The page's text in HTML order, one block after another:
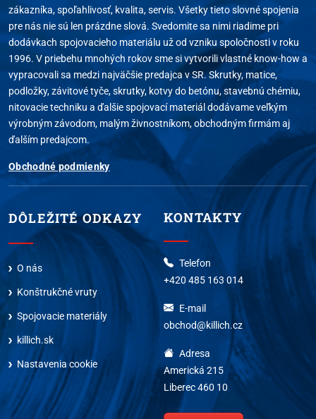
zákazníka, spoľahlivosť, kvalita, servis. Všetky tieto slovné spojenia
pre nás nie sú len prázdne slová. Svedomite sa nimi riadime pri
dodávkach spojovacieho materiálu už od vzniku spoločnosti v roku
1996. V priebehu mnohých rokov sme si vytvorili vlastné know-how a
vypracovali sa medzi najväčšie predajca v SR. Skrutky, matice,
podložky, závitové tyče, skrutky, kotvy do betónu, stavebnú chémiu,
nitovacie techniku a ďalšie spojovací materiál dodávame veľkým
výrobným závodom, malým živnostníkom, obchodným firmám aj
ďalším predajcom.
Obchodné podmienky
DÔLEŽITÉ ODKAZY
O nás
Konštrukčné vruty
Spojovacie materiály
killich.sk
Nastavenia cookie
KONTAKTY
Telefon
+420 485 163 014
E-mail
obchod@killich.cz
Adresa
Americká 215
Liberec 460 10